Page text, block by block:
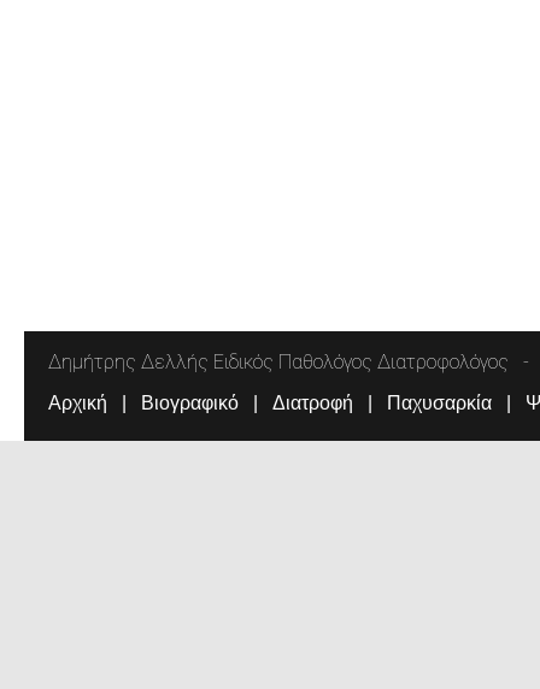
Δημήτρης Δελλής Ειδικός Παθολόγος Διατροφολόγος
Αρχική Βιογραφικό Διατροφή Παχυσαρκία